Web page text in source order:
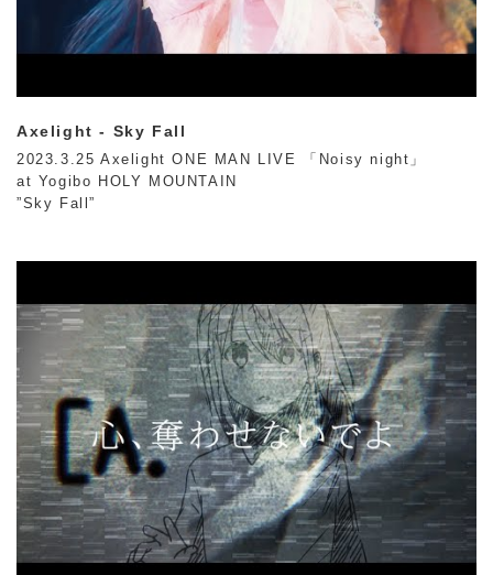
Axelight - Sky Fall
2023.3.25 Axelight ONE MAN LIVE 「Noisy night」
at Yogibo HOLY MOUNTAIN
”Sky Fall”